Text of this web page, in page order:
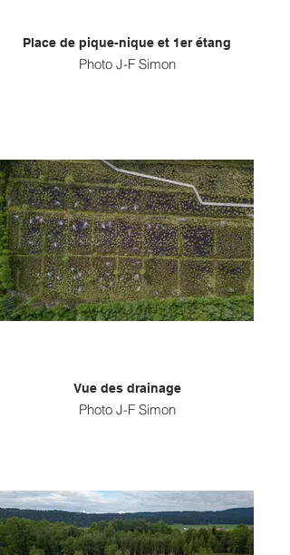
Place de pique-nique et 1er étang
Photo J-F Simon
Vue des drainage
Photo J-F Simon